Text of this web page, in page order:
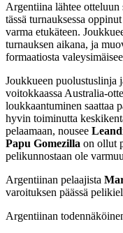
Argentiina lähtee
tässä turnauksessa
varma etukäteen.
turnauksen aikana, ja
formaatiosta
Joukkueen puolustuslinja
voitokkaassa Australia-
loukkaantuminen saattaa
hyvin toiminutta
pelaamaan, nousee
Papu Gomezilla on ollut
pelikunnostaan ole
Argentiinan pelaajista
varoituksen päässä
Argentiinan